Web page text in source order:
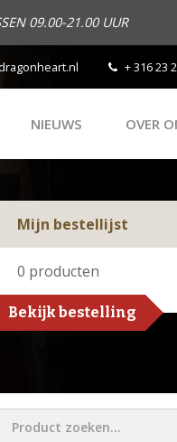
09.00-21.00 UUR
+ 316 23
NIEUWS OVER
Mijn bestellijst
0 producten
Bekijk bestelling